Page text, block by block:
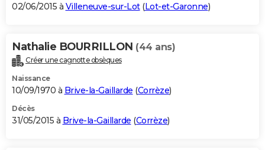
02/06/2015 à Villeneuve-sur-Lot(Lot-et-Garonne)
Nathalie BOURRILLON (44 ans)
Créer une cagnotte obsèques
Naissance
10/09/1970 à Brive-la-Gaillarde (Corrèze)
Décès
31/05/2015 à Brive-la-Gaillarde (Corrèze)